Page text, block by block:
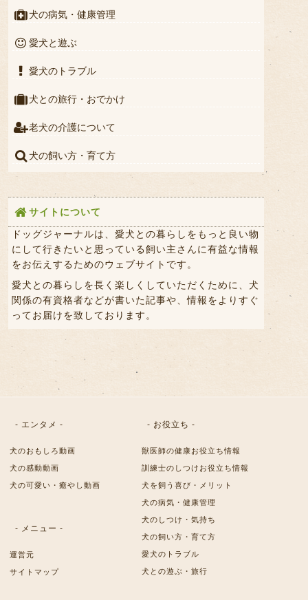
犬の病気・健康管理
愛犬と遊ぶ
愛犬のトラブル
犬との旅行・おでかけ
老犬の介護について
犬の飼い方・育て方
サイトについて
ドッグジャーナルは、愛犬との暮らしをもっと良い物
にして行きたいと思っている飼い主さんに有益な情報
をお伝えするためのウェブサイトです。
愛犬との暮らしを長く楽しくしていただくために、犬
関係の有資格者などが書いた記事や、情報をよりすぐ
ってお届けを致しております。
- エンタメ -
犬のおもしろ動画
犬の感動動画
犬の可愛い・癒やし動画
- お役立ち -
獣医師の健康お役立ち情報
訓練士のしつけお役立ち情報
犬を飼う喜び・メリット
犬の病気・健康管理
犬のしつけ・気持ち
犬の飼い方・育て方
愛犬のトラブル
犬との遊ぶ・旅行
- メニュー -
運営元
サイトマップ